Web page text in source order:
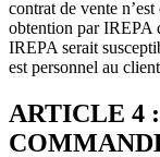
contrat de vente
obtention par IREPA
IREPA serait
est personnel au
ARTICLE 4